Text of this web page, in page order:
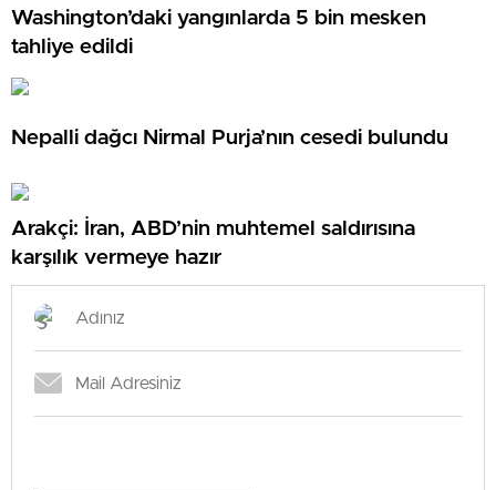
Washington’daki yangınlarda 5 bin mesken
tahliye edildi
Nepalli dağcı Nirmal Purja’nın cesedi bulundu
Arakçi: İran, ABD’nin muhtemel saldırısına
karşılık vermeye hazır